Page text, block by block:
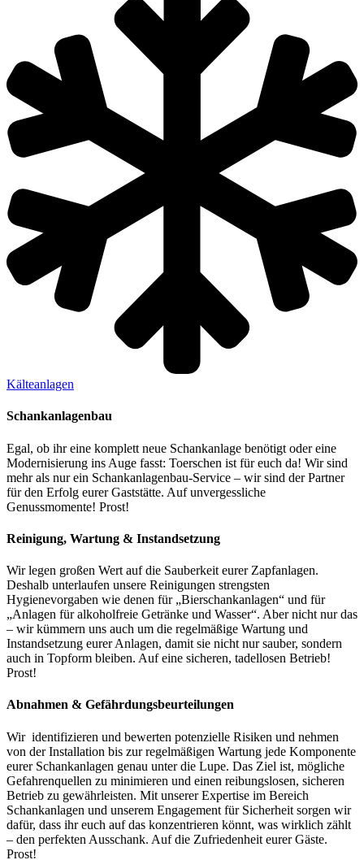
Kälteanlagen
Schankanlagenbau
Egal, ob ihr eine komplett neue Schankanlage benötigt oder eine
Modernisierung ins Auge fasst: Toerschen ist für euch da! Wir sind
mehr als nur ein Schankanlagenbau-Service – wir sind der Partner
für den Erfolg eurer Gaststätte. Auf unvergessliche
Genussmomente! Prost!
Reinigung, Wartung & Instandsetzung
Wir legen großen Wert auf die Sauberkeit eurer Zapfanlagen.
Deshalb unterlaufen unsere Reinigungen strengsten
Hygienevorgaben wie denen für „Bierschankanlagen“ und für
„Anlagen für alkoholfreie Getränke und Wasser“. Aber nicht nur das
– wir kümmern uns auch um die regelmäßige Wartung und
Instandsetzung eurer Anlagen, damit sie nicht nur sauber, sondern
auch in Topform bleiben. Auf eine sicheren, tadellosen Betrieb!
Prost!
Abnahmen & Gefährdungsbeurteilungen
Wir identifizieren und bewerten potenzielle Risiken und nehmen
von der Installation bis zur regelmäßigen Wartung jede Komponente
eurer Schankanlagen genau unter die Lupe. Das Ziel ist, mögliche
Gefahrenquellen zu minimieren und einen reibungslosen, sicheren
Betrieb zu gewährleisten. Mit unserer Expertise im Bereich
Schankanlagen und unserem Engagement für Sicherheit sorgen wir
dafür, dass ihr euch auf das konzentrieren könnt, was wirklich zählt
– den perfekten Ausschank. Auf die Zufriedenheit eurer Gäste.
Prost!